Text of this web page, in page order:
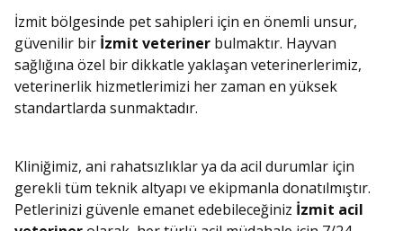
İzmit bölgesinde pet sahipleri için en önemli unsur,
güvenilir bir İzmit veteriner bulmaktır. Hayvan
sağlığına özel bir dikkatle yaklaşan veterinerlerimiz,
veterinerlik hizmetlerimizi her zaman en yüksek
standartlarda sunmaktadır.
Kliniğimiz, ani rahatsızlıklar ya da acil durumlar için
gerekli tüm teknik altyapı ve ekipmanla donatılmıştır.
Petlerinizi güvenle emanet edebileceğiniz İzmit acil